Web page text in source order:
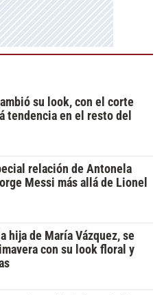
su look, con el corte
tendencia en el resto del
relación de Antonela
Messi más allá de Lionel
hija de María Vázquez, se
con su look floral y